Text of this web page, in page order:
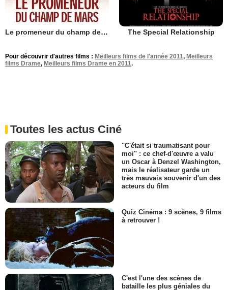
Le promeneur du champ de Mars The Special Relationship
Pour découvrir d'autres films : Meilleurs films de l'année 2011, Meilleurs
films Drame, Meilleurs films Drame en 2011.
Toutes les actus Ciné
"C'était si traumatisant pour
moi" : ce chef-d'œuvre a valu
un Oscar à Denzel Washington,
mais le réalisateur garde un
très mauvais souvenir d'un des
acteurs du film
Quiz Cinéma : 9 scènes, 9 films
à retrouver !
C'est l'une des scènes de
bataille les plus géniales du